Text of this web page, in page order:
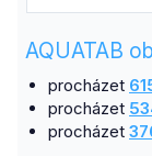
AQUATAB
procházet
procházet
procházet